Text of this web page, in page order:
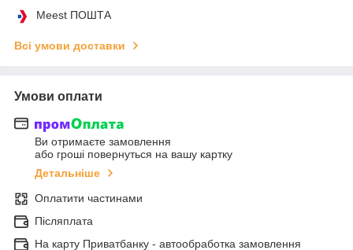
Meest ПОШТА
Всі умови доставки
Умови оплати
Ви отримаєте замовлення
або гроші повернуться на вашу картку
Детальніше
Оплатити частинами
Післяплата
На карту Приватбанку - автообработка замовлення